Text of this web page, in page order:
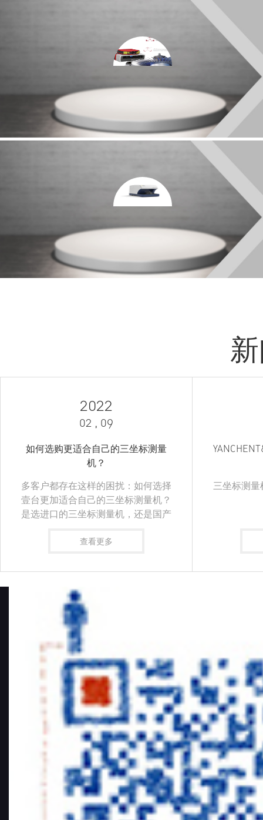
TopMap Metro.Lab 从简单的3D光学表面分析系统开始
2022
02 , 09
如何选购更适合自己的三坐标测量
机？
多客户都存在这样的困扰：如何选择
壹台更加适合自己的三坐标测量机？
是选进口的三坐标测量机，还是国产
机还是龙门测量机？亦或是悬臂测量
白光/蓝光三维激光扫描仪器？根据笔
查看更多
三坐标测量